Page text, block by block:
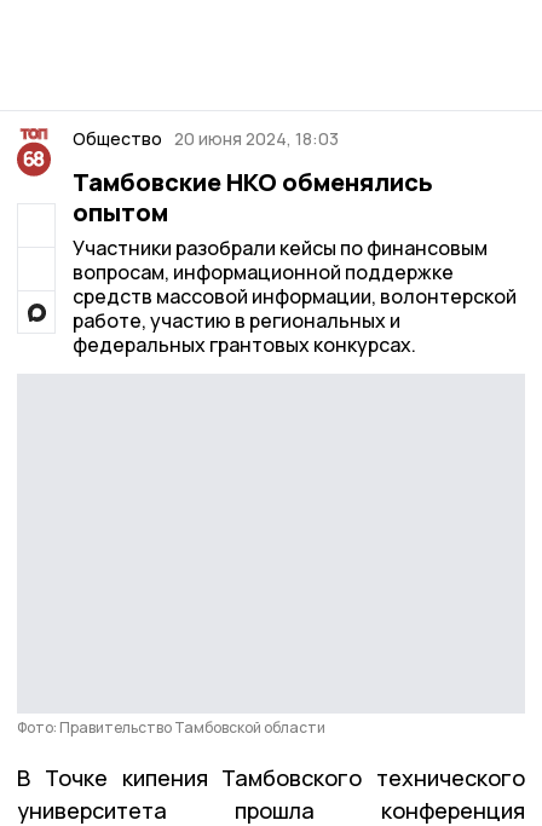
Общество 20 июня 2024, 18:03
Тамбовские НКО обменялись
опытом
Участники разобрали кейсы по финансовым
вопросам, информационной поддержке
средств массовой информации, волонтерской
работе, участию в региональных и
федеральных грантовых конкурсах.
Фото: Правительство Тамбовской области
В Точке кипения Тамбовского технического
университета прошла конференция